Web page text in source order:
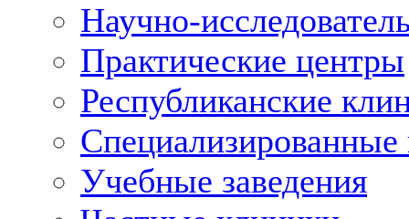
Научно-
Практические центры
Республиканские
Учебные заведения